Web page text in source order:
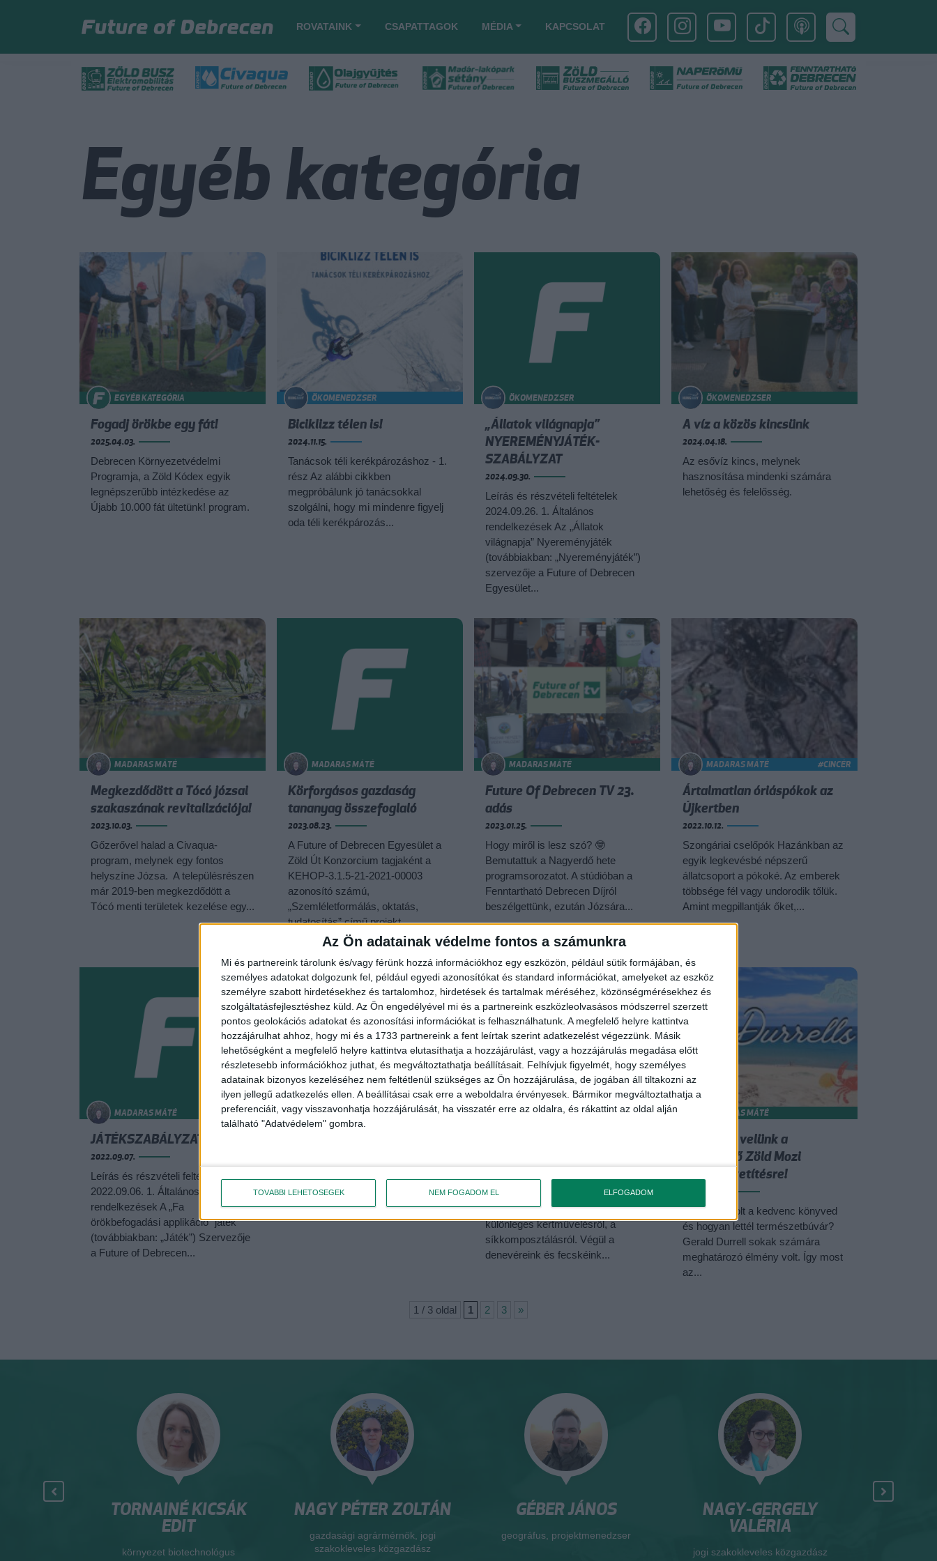
Az Ön adatainak védelme fontos a számunkra
Mi és partnereink tárolunk és/vagy férünk hozzá információkhoz egy eszközön, például sütik formájában, és
személyes adatokat dolgozunk fel, például egyedi azonosítókat és standard információkat, amelyeket az eszköz
személyre szabott hirdetésekhez és tartalomhoz, hirdetések és tartalmak méréséhez, közönségmérésekhez és
szolgáltatásfejlesztéshez küld. Az Ön engedélyével mi és a partnereink eszközleolvasásos módszerrel szerzett
pontos geolokációs adatokat és azonosítási információkat is felhasználhatunk. A megfelelő helyre kattintva
hozzájárulhat ahhoz, hogy mi és a 1733 partnereink a fent leírtak szerint adatkezelést végezzünk. Másik
lehetőségként a megfelelő helyre kattintva elutasíthatja a hozzájárulást, vagy a hozzájárulás megadása előtt
részletesebb információkhoz juthat, és megváltoztathatja beállításait. Felhívjuk figyelmét, hogy személyes
adatainak bizonyos kezeléséhez nem feltétlenül szükséges az Ön hozzájárulása, de jogában áll tiltakozni az
ilyen jellegű adatkezelés ellen. A beállításai csak erre a weboldalra érvényesek. Bármikor megváltoztathatja a
preferenciáit, vagy visszavonhatja hozzájárulását, ha visszatér erre az oldalra, és rákattint az oldal alján
található "Adatvédelem" gombra.
TOVÁBBI LEHETŐSÉGEK NEM FOGADOM EL ELFOGADOM
ROVATAINK CSAPATTAGOK MÉDIA KAPCSOLAT
Egyéb kategória
EGYÉB KATEGÓRIA
Fogadj örökbe egy fát!
2025.04.03.
Debrecen Környezetvédelmi
Programja, a Zöld Kódex egyik
legnépszerűbb intézkedése az
Újabb 10.000 fát ültetünk! program.
ÖKOMENEDZSER
Biciklizz télen is!
2024.11.15.
Tanácsok téli kerékpározáshoz - 1.
rész Az alábbi cikkben
megpróbálunk jó tanácsokkal
szolgálni, hogy mi mindenre figyelj
oda téli kerékpározás...
ÖKOMENEDZSER
„Állatok világnapja”
NYEREMÉNYJÁTÉK-
SZABÁLYZAT
2024.09.30.
Leírás és részvételi feltételek
2024.09.26. 1. Általános
rendelkezések Az „Állatok
világnapja” Nyereményjáték
(továbbiakban: „Nyereményjáték”)
szervezője a Future of Debrecen
Egyesület...
ÖKOMENEDZSER
A víz a közös kincsünk
2024.04.18.
Az esővíz kincs, melynek
hasznosítása mindenki számára
lehetőség és felelősség.
MADARAS MÁTÉ
Megkezdődött a Tócó józsai
szakaszának revitalizációja!
2023.10.03.
Gőzerővel halad a Civaqua-
program, melynek egy fontos
helyszíne Józsa. A településrészen
már 2019-ben megkezdődött a
Tócó menti területek kezelése egy...
MADARAS MÁTÉ
Körforgásos gazdaság
tananyag összefoglaló
2023.08.23.
A Future of Debrecen Egyesület a
Zöld Út Konzorcium tagjaként a
KEHOP-3.1.5-21-2021-00003
azonosító számú,
„Szemléletformálás, oktatás,
tudatosítás” című projekt
keretében...
MADARAS MÁTÉ
Future Of Debrecen TV 23.
adás
2023.01.25.
Hogy miről is lesz szó? 🤓
Bemutattuk a Nagyerdő hete
programsorozatot. A stúdióban a
Fenntartható Debrecen Díjról
beszélgettünk, ezután Józsára...
MADARAS MÁTÉ #CINCÉR
Ártalmatlan óriáspókok az
Újkertben
2022.10.12.
Szongáriai cselőpók Hazánkban az
egyik legkevésbé népszerű
állatcsoport a pókoké. Az emberek
többsége fél vagy undorodik tőlük.
Amint megpillantják őket,...
MADARAS MÁTÉ
JÁTÉKSZABÁLYZAT
2022.09.07.
Leírás és részvételi feltételek
2022.09.06. 1. Általános
rendelkezések A „Fa
örökbefogadási applikáció” játék
(továbbiakban: „Játék”) Szervezője
a Future of Debrecen...
MADARAS MÁTÉ
HASZNÁLT SÜTŐOLAJ
GYŰJTÉSE DEBRECENBEN
MADARAS MÁTÉ
Először folytatjuk a víz útjának a
bemutatását. Majd szó lesz egy
különleges kertművelésről, a
síkkomposztálásról. Végül a
denevéreink és fecskéink...
MADARAS MÁTÉ
Tartsatok velünk a
következő Zöld Mozi
filmklub vetítésre!
Neked mi volt a kedvenc könyved
és hogyan lettél természetbúvár?
Gerald Durrell sokak számára
meghatározó élmény volt. Így most
az...
1 / 3 oldal 1 2 3 »
TORNAINÉ KICSÁK
EDIT
környezet biotechnológus
NAGY PÉTER ZOLTÁN
gazdasági agrármérnök, jogi
szakokleveles közgazdász
GÉBER JÁNOS
geográfus, projektmenedzser
NAGY-GERGELY
VALÉRIA
jogi szakokleveles közgazdász